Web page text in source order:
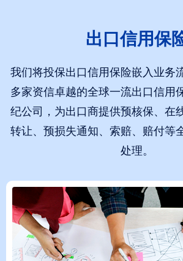
我们将投保出口信用保险嵌入业务
多家资信卓越的全球一流出口信用
纪公司，为出口商提供预核保、在
转让、预损失通知、索赔、赔付等
处理。
出口信用保